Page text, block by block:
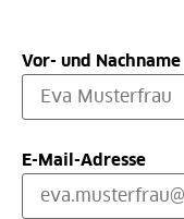
Vor- und Nachname
E-Mail-Adresse